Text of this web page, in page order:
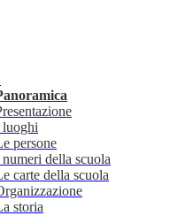
persone
della scuola
carte della scuola
storia